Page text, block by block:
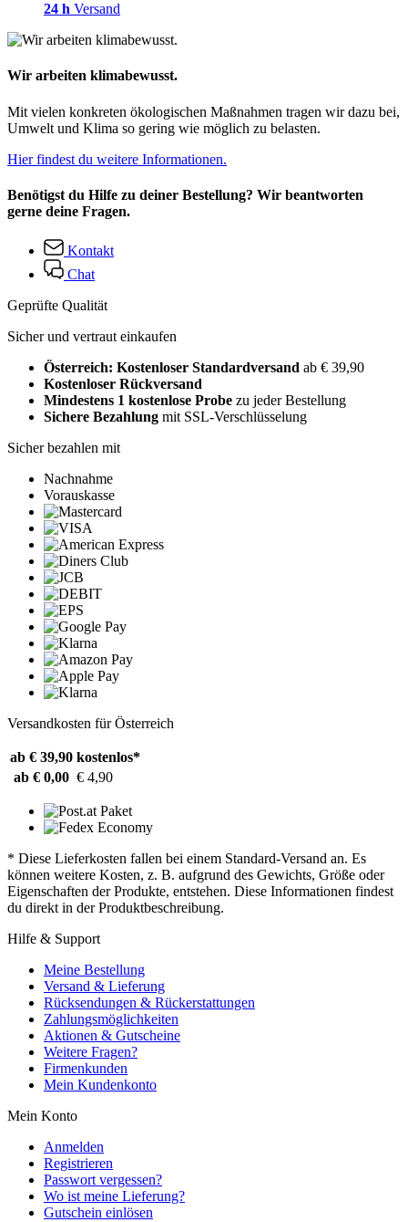
24 h Versand
Wir arbeiten klimabewusst.
Mit vielen konkreten ökologischen Maßnahmen tragen wir dazu bei,
Umwelt und Klima so gering wie möglich zu belasten.
Hier findest du weitere Informationen.
Benötigst du Hilfe zu deiner Bestellung? Wir beantworten
gerne deine Fragen.
Kontakt
Chat
Geprüfte Qualität
Sicher und vertraut einkaufen
Österreich: Kostenloser Standardversand ab € 39,90
Kostenloser Rückversand
Mindestens 1 kostenlose Probe zu jeder Bestellung
Sichere Bezahlung mit SSL-Verschlüsselung
Sicher bezahlen mit
Nachnahme
Vorauskasse
Versandkosten für Österreich
ab € 39,90 kostenlos*
ab € 0,00 € 4,90
* Diese Lieferkosten fallen bei einem Standard-Versand an. Es
können weitere Kosten, z. B. aufgrund des Gewichts, Größe oder
Eigenschaften der Produkte, entstehen. Diese Informationen findest
du direkt in der Produktbeschreibung.
Hilfe & Support
Meine Bestellung
Versand & Lieferung
Rücksendungen & Rückerstattungen
Zahlungsmöglichkeiten
Aktionen & Gutscheine
Weitere Fragen?
Firmenkunden
Mein Kundenkonto
Mein Konto
Anmelden
Registrieren
Passwort vergessen?
Wo ist meine Lieferung?
Gutschein einlösen